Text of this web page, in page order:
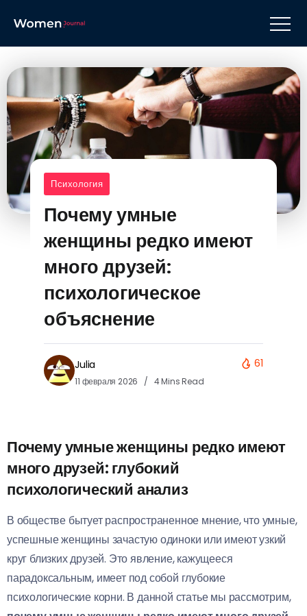
Психология
Почему умные
женщины редко имеют
много друзей:
психологическое
объяснение
Julia
11 февраля 2026 4 Mins Read
61
Почему умные женщины редко имеют
много друзей: глубокий
психологический анализ
В обществе бытует распространенное мнение, что умные,
успешные женщины зачастую одиноки или имеют узкий
круг близких друзей. Это явление, кажущееся
парадоксальным, имеет под собой глубокие
психологические корни. В данной статье мы рассмотрим,